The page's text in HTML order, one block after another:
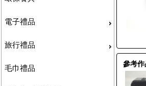
電子禮品
旅行禮品
毛巾禮品 參考作